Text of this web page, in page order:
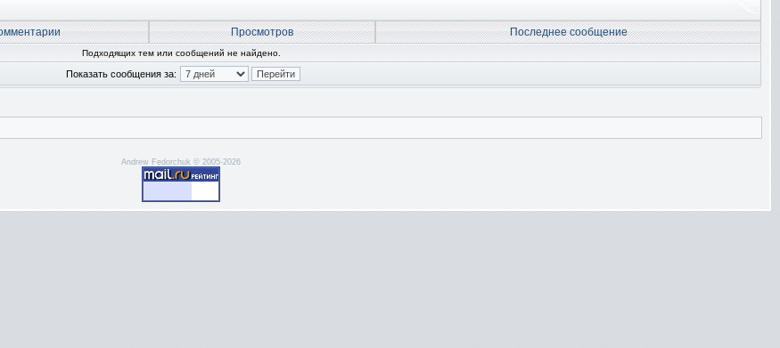
Просмотров Последнее сообщение
Подходящих тем или сообщений не найдено.
Показать сообщения за:
Andrew Fedorchuk © 2005-2026